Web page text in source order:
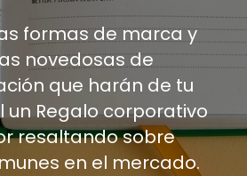
formas de marca y
novedosas de
que harán de tu
Regalo corporativo
resaltando sobre
en el mercado.
presupuesto
que tus Regalos
sean creativos y
marca DTF puede
la diferencia.